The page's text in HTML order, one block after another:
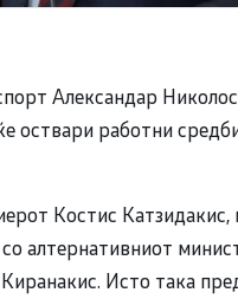
Александар
оствари работни
Костис
алтернативниот
Исто така